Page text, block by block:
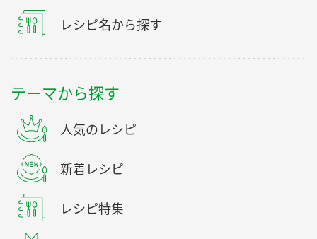
レシピ名から探す
テーマから探す
人気のレシピ
新着レシピ
レシピ特集